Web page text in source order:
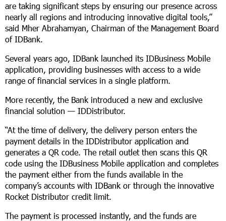
are taking significant steps by ensuring our presence across
nearly all regions and introducing innovative digital tools,”
said Mher Abrahamyan, Chairman of the Management Board
of IDBank.
Several years ago, IDBank launched its IDBusiness Mobile
application, providing businesses with access to a wide
range of financial services in a single platform.
More recently, the Bank introduced a new and exclusive
financial solution — IDDistributor.
“At the time of delivery, the delivery person enters the
payment details in the IDDistributor application and
generates a QR code. The retail outlet then scans this QR
code using the IDBusiness Mobile application and completes
the payment either from the funds available in the
company’s accounts with IDBank or through the innovative
Rocket Distributor credit limit.
The payment is processed instantly, and the funds are